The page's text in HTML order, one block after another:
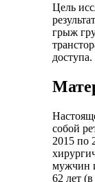
Цель
грыж
доступа.
собой
2015 по
мужчин
62 лет